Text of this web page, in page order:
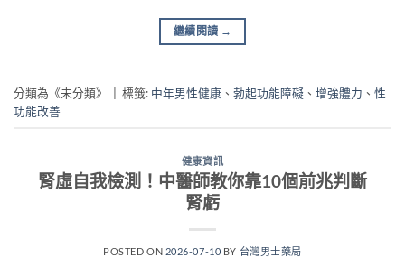
繼續閱讀 →
分類為《未分類》 標籤: 中年男性健康 、 勃起功能障礙 、 增強體力 、 性
功能改善
健康資訊
腎虛自我檢測！中醫師教你靠10個前兆判斷
腎虧
POSTED ON 2026-07-10 BY 台灣男士藥局